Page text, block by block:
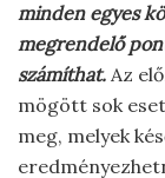
minden egyes
megrendelő
számíthat. Az
mögött sok
meg, melyek